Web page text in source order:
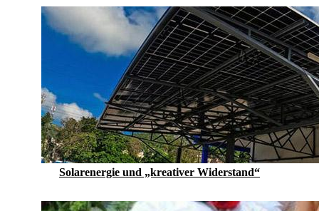
Solarenergie und „kreativer Widerstand“